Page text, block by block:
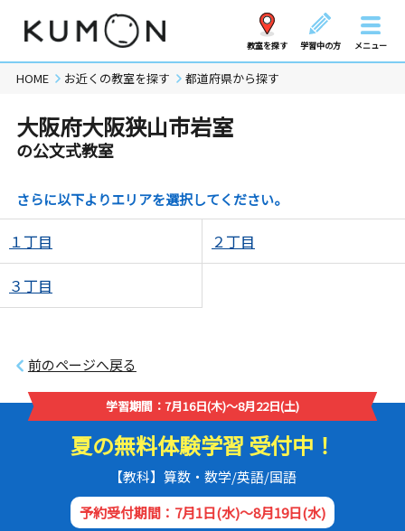
教室を探す 学習中の方 メニュー
HOME お近くの教室を探す 都道府県から探す
大阪府大阪狭山市岩室
の公文式教室
さらに以下よりエリアを選択してください。
１丁目 ２丁目
３丁目
前のページへ戻る
学習期間：7月16日(木)～8月22日(土)
夏の無料体験学習 受付中！
【教科】算数・数学/英語/国語
予約受付期間：7月1日(水)～8月19日(水)